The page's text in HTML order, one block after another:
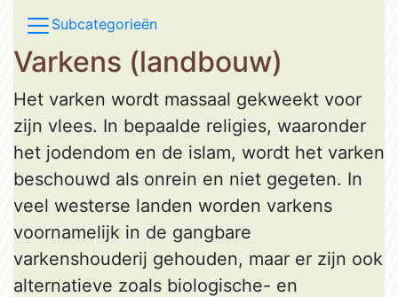
Subcategorieën
Varkens (landbouw)
Het varken wordt massaal gekweekt voor
zijn vlees. In bepaalde religies, waaronder
het jodendom en de islam, wordt het varken
beschouwd als onrein en niet gegeten. In
veel westerse landen worden varkens
voornamelijk in de gangbare
varkenshouderij gehouden, maar er zijn ook
alternatieve zoals biologische- en